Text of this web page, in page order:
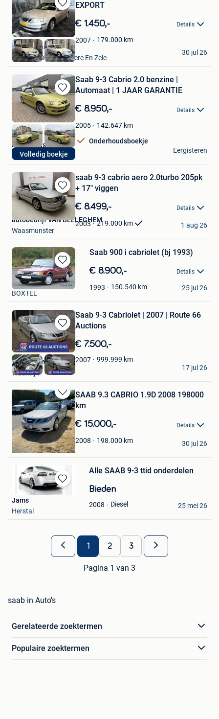
Bewaren
in
Mijn
Favorieten
EXPORT
€ 1.450,- Details
2007 179.000 km
Top Cardeals
Lokeren+Deel Overmere En Zele
30 jul 26
Bewaren
in
Mijn
Favorieten
Volledig boekje
Saab 9-3 Cabrio 2.0 benzine |
Automaat | 1 JAAR GARANTIE
€ 8.950,- Details
2005 142.647 km
Onderhoudsboekje
Rizq Occasions BV
Brecht
Eergisteren
Bewaren
in
Mijn
Favorieten
saab 9-3 cabrio aero 2.0turbo 205pk
+ 17" viggen
€ 8.499,- Details
2003 219.000 km
autobedrijf VAN BELLEGHEM
Waasmunster
1 aug 26
Bewaren
in
Mijn
Saab 900 i cabriolet (bj 1993)
€ 8.900,- Details
1993 150.540 km
Classic Park
BOXTEL
25 jul 26
Bewaren
in
Mijn
Favorieten
Saab 9-3 Cabriolet | 2007 | Route 66
Auctions
€ 7.500,-
2007 999.999 km
Route 66 Auctions
Waalwijk
17 jul 26
Bewaren
in
Mijn
Favorieten
SAAB 9.3 CABRIO 1.9D 2008 198000
km
€ 15.000,- Details
2008 198.000 km
Guy Descieux
Brasschaat
30 jul 26
Bewaren
in
Alle SAAB 9-3 ttid onderdelen
Bieden
2008 Diesel
Jams
Herstal
25 mei 26
1 2 3
Pagina 1 van 3
saab in Auto's
Gerelateerde zoektermen
Populaire zoektermen